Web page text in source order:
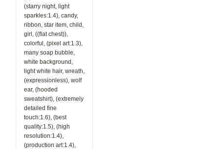
(starry night, light
sparkles:1.4), candy,
ribbon, star item, child,
girl, ((flat chest)),
colorful, (pixel art:1.3),
many soap bubble,
white background,
light white hair, wreath,
(expressionless), wolf
ear, (hooded
sweatshirt), (extremely
detailed fine
touch:1.6), (best
quality:1.5), (high
resolution:1.4),
(production art:1.4),